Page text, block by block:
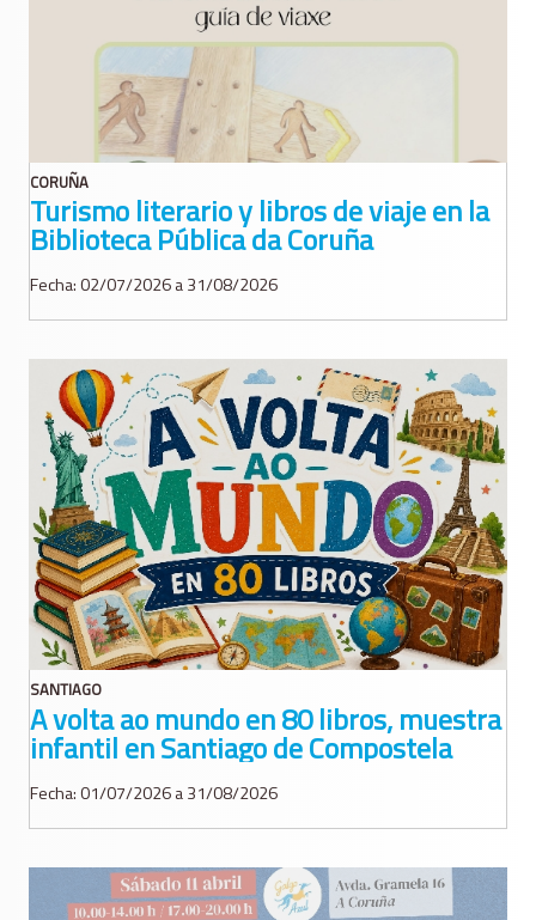
CORUÑA
Turismo literario y libros de viaje en la
Biblioteca Pública da Coruña
Fecha: 02/07/2026 a 31/08/2026
SANTIAGO
A volta ao mundo en 80 libros, muestra
infantil en Santiago de Compostela
Fecha: 01/07/2026 a 31/08/2026